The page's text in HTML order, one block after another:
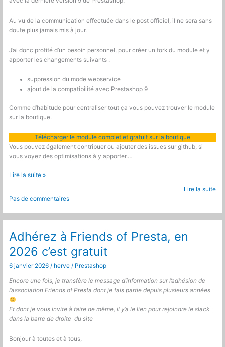
Au vu de la communication effectuée dans le post officiel, il ne sera sans
doute plus jamais mis à jour.
J’ai donc profité d’un besoin personnel, pour créer un fork du module et y
apporter les changements suivants :
suppression du mode webservice
ajout de la compatibilité avec Prestashop 9
Comme d’habitude pour centraliser tout ça vous pouvez trouver le module
sur la boutique.
Télécharger le module complet et gratuit sur la boutique
Vous pouvez également contribuer ou ajouter des issues sur github, si
vous voyez des optimisations à y apporter.…
Prestashop
et
mise
à
jour
du
module
Lire la suite »
Lire la suite
Pas de commentaires
Adhérez à Friends of Presta, en
2026 c’est gratuit
6 janvier 2026/ herve/ Prestashop
Encore une fois, je transfère le message d’information sur l’adhésion de
l’association Friends of Presta dont je fais partie depuis plusieurs années
Et dont je vous invite à faire de même, il y’a le lien pour rejoindre le slack
dans la barre de droite du site
Bonjour à toutes et à tous,